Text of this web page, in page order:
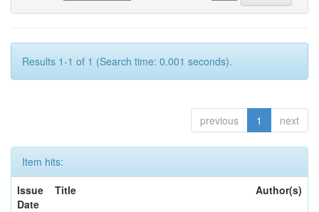
Results 1-1 of 1 (Search time: 0.001 seconds).
previous 1 next
Item hits:
Issue
Date
Title Author(s)